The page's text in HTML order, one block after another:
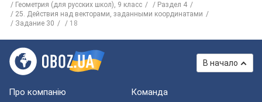
Геометрия (для русских школ), 9 класс
Раздел 4
25. Действия над векторами, заданными координатами
Задание 30
18
В начало
Про компанію Команда